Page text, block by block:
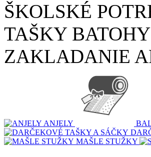
ŠKOLSKÉ
TAŠKY BATOHY
ZAKLADANIE
ANJELY
MAŠLE STUŽKY